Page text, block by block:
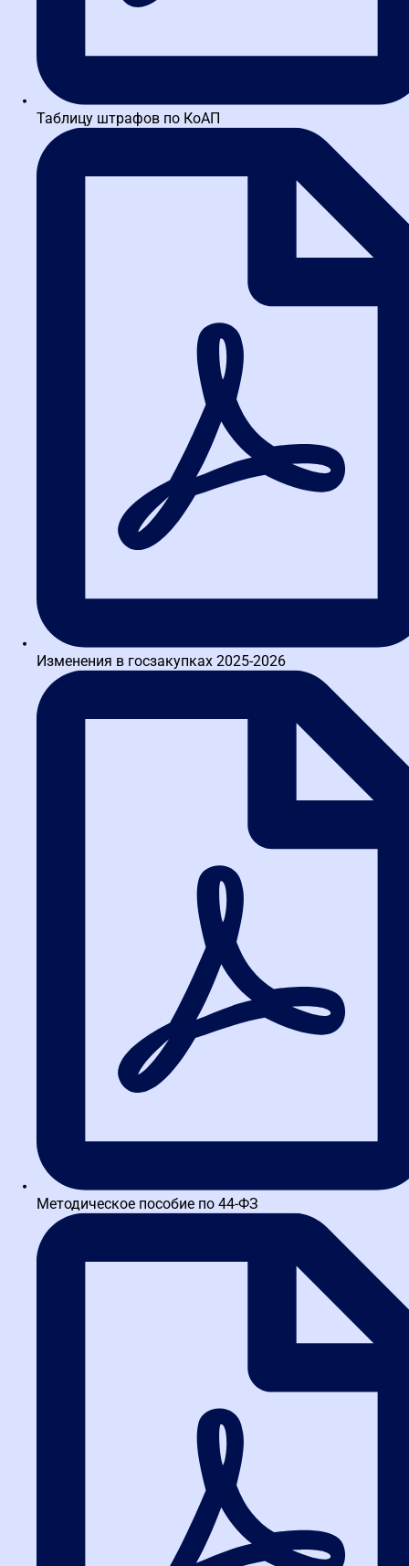
Таблицу штрафов по КоАП
Изменения в госзакупках 2025-2026
Методическое пособие по 44-ФЗ